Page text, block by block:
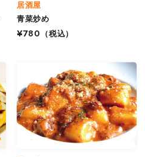
居酒屋
青菜炒め
¥780
（税込）